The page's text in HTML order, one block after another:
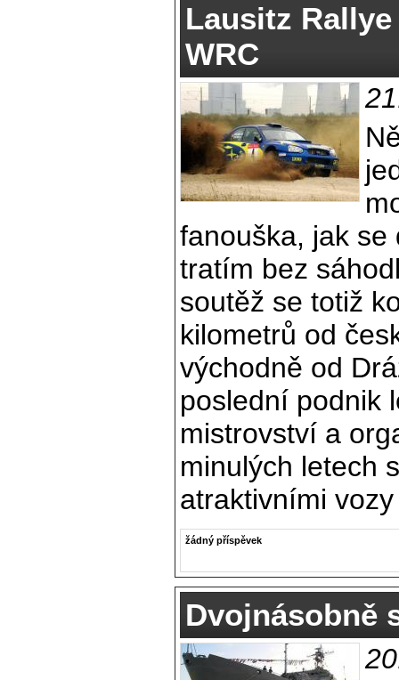
Lausitz
WRC
fanouška, jak se
tratím bez
soutěž se totiž
kilometrů od
východně od
poslední podnik
mistrovství a
minulých letech
atraktivními
žádný příspěvek
Dvojnásobně